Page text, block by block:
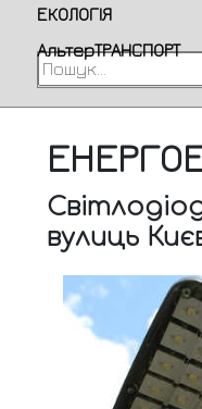
ЕКОЛОГІЯ
АльтерТРАНСПОРТ
Пошук...
вулиць